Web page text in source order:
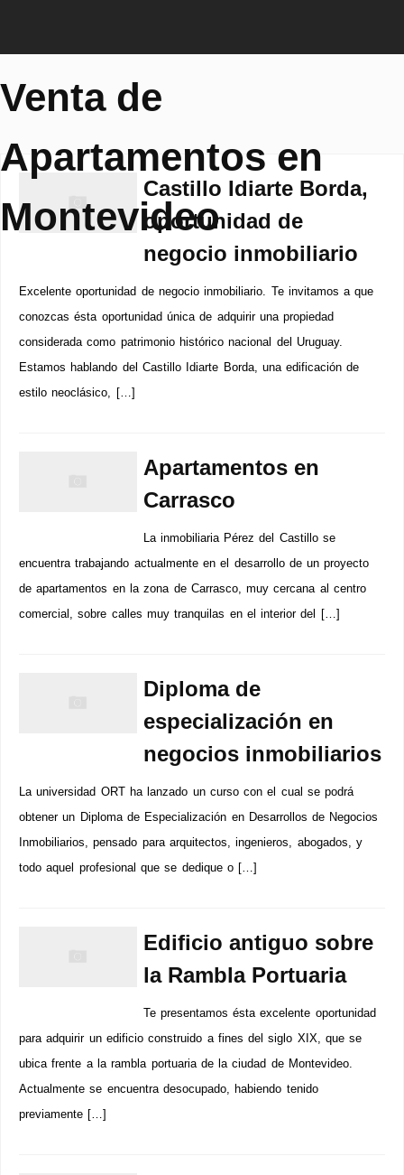
Venta de
Apartamentos en
Montevideo
Castillo Idiarte Borda,
oportunidad de
negocio inmobiliario
Excelente oportunidad de negocio inmobiliario. Te invitamos a que
conozcas ésta oportunidad única de adquirir una propiedad
considerada como patrimonio histórico nacional del Uruguay.
Estamos hablando del Castillo Idiarte Borda, una edificación de
estilo neoclásico, […]
Apartamentos en
Carrasco
La inmobiliaria Pérez del Castillo se
encuentra trabajando actualmente en el desarrollo de un proyecto
de apartamentos en la zona de Carrasco, muy cercana al centro
comercial, sobre calles muy tranquilas en el interior del […]
Diploma de
especialización en
negocios inmobiliarios
La universidad ORT ha lanzado un curso con el cual se podrá
obtener un Diploma de Especialización en Desarrollos de Negocios
Inmobiliarios, pensado para arquitectos, ingenieros, abogados, y
todo aquel profesional que se dedique o […]
Edificio antiguo sobre
la Rambla Portuaria
Te presentamos ésta excelente oportunidad
para adquirir un edificio construido a fines del siglo XIX, que se
ubica frente a la rambla portuaria de la ciudad de Montevideo.
Actualmente se encuentra desocupado, habiendo tenido
previamente […]